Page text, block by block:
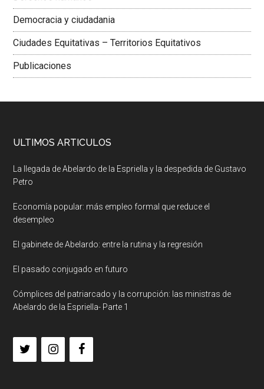
Democracia y ciudadania
Ciudades Equitativas – Territorios Equitativos
Publicaciones
ULTIMOS ARTICULOS
La llegada de Abelardo de la Espriella y la despedida de Gustavo
Petro
Economía popular: más empleo formal que reduce el
desempleo
El gabinete de Abelardo: entre la rutina y la regresión
El pasado conjugado en futuro
Cómplices del patriarcado y la corrupción: las ministras de
Abelardo de la Espriella- Parte 1